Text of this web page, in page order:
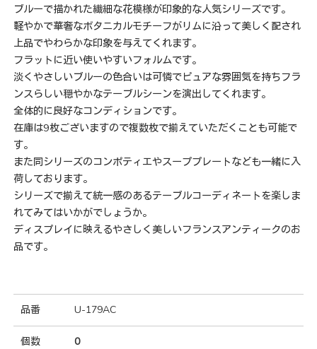
ブルーで描かれた繊細な花模様が印象的な人気シリーズです。
軽やかで華奢なボタニカルモチーフがリムに沿って美しく配され
上品でやわらかな印象を与えてくれます。
フラットに近い使いやすいフォルムです。
淡くやさしいブルーの色合いは可憐でピュアな雰囲気を持ちフラ
ンスらしい穏やかなテーブルシーンを演出してくれます。
全体的に良好なコンディションです。
在庫は9枚ございますので複数枚で揃えていただくことも可能で
す。
また同シリーズのコンポティエやスーププレートなども一緒に入
荷しております。
シリーズで揃えて統一感のあるテーブルコーディネートを楽しま
れてみてはいかがでしょうか。
ディスプレイに映えるやさしく美しいフランスアンティークのお
品です。
品番 U-179AC
個数 0